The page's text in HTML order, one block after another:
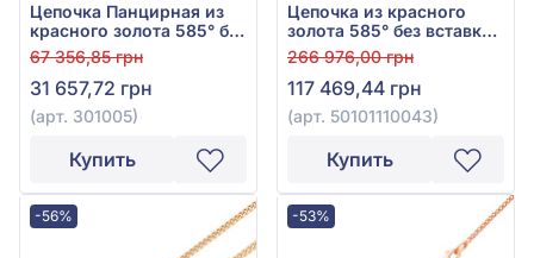
Цепочка Панцирная из
красного золота 585° без
вставки, арт. 301005
67 356,85 грн
31 657,72 грн
(арт. 301005)
Купить
Цепочка из красного
золота 585° без вставки,
арт. 50101110043
266 976,00 грн
117 469,44 грн
(арт. 50101110043)
Купить
-56% -53%